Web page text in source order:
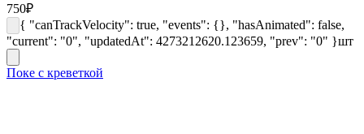
750₽
{ "canTrackVelocity": true, "events": {}, "hasAnimated": false,
"current": "0", "updatedAt": 4273212620.123659, "prev": "0" }шт
Поке с креветкой